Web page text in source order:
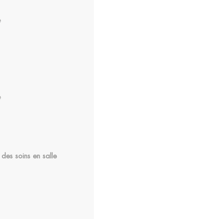
soins en salle